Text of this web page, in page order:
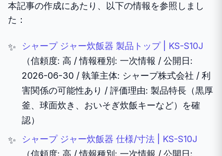
本記事の作成にあたり、以下の情報を参照しまし
た：
シャープ ジャー炊飯器 製品トップ | KS-S10J
（信頼度: 高 / 情報種別: 一次情報 / 公開日:
2026-06-30 / 執筆主体: シャープ株式会社 / 利
害関係の可能性あり / 評価理由: 製品特長（黒厚
釜、球面炊き、おいそぎ炊飯キーなど）を確
認）
シャープ ジャー炊飯器 仕様/寸法 | KS-S10J
（信頼度: 高 / 情報種別: 一次情報 / 公開日: